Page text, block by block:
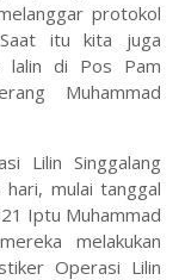
protokol
itu kita juga
lalin di Pos Pam
Muhammad
Lilin Singgalang
mulai tanggal
Iptu Muhammad
melakukan
Operasi Lilin